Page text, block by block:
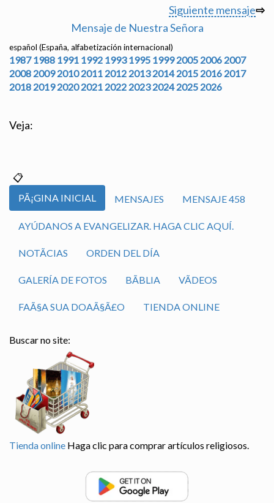
Siguiente mensaje⇨
Mensaje de Nuestra Señora
español (España, alfabetización internacional)
1987 1988 1991 1992 1993 1995 1999 2005 2006 2007
2008 2009 2010 2011 2012 2013 2014 2015 2016 2017
2018 2019 2020 2021 2022 2023 2024 2025 2026
Veja:
PÃ¡GINA INICIAL MENSAJES MENSAJE 458
AYÚDANOS A EVANGELIZAR. HAGA CLIC AQUÍ.
NOTÃ­CIAS ORDEN DEL DÍA
GALERÍA DE FOTOS BÃ­BLIA VÃ­DEOS
FAÃ§A SUA DOAÃ§Ã£O TIENDA ONLINE
Buscar no site:
Tienda online Haga clic para comprar artículos religiosos.